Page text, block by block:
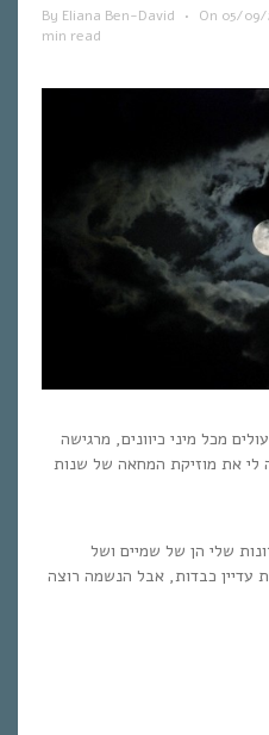
By Eliana Ben-David • On 05/09/
min read
מכל מיני כיוונים, מרגישה
לי את מוזיקת המחאה של שנות
שלי הן של שמיים ושל
עדיין כבדות, אבל הנשמה רוצה